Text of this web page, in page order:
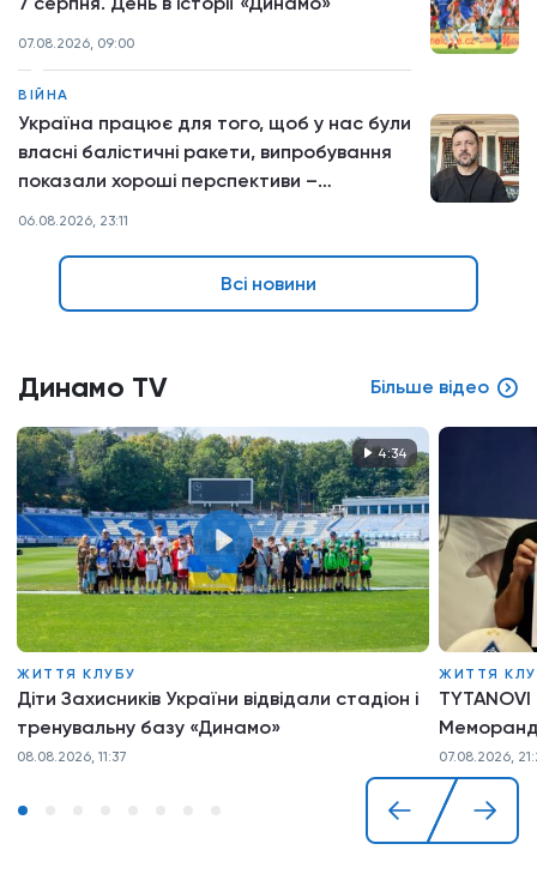
07.08.2026, 09:00
ВІЙНА
Україна працює для того, щоб у нас були
власні балістичні ракети, випробування
показали хороші перспективи –
06.08.2026, 23:11
Всі новини
Динамо TV Більше відео
4:34
ЖИТТЯ КЛУБУ
Діти Захисників України відвідали стадіон і
тренувальну базу «Динамо»
08.08.2026, 11:37
ЖИТТЯ
07.08.2026,